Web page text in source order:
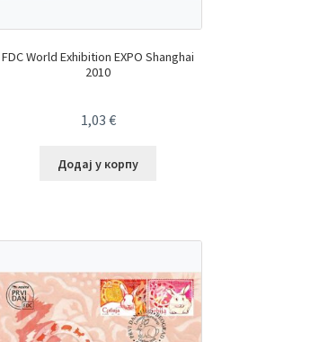
FDC World Exhibition EXPO Shanghai
2010
1,03 €
Додај у корпу